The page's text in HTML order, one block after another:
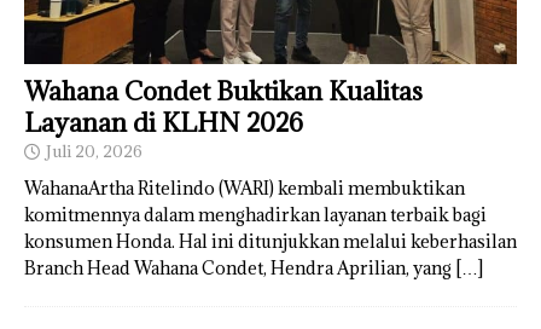
Wahana Condet Buktikan Kualitas
Layanan di KLHN 2026
Juli 20, 2026
WahanaArtha Ritelindo (WARI) kembali membuktikan
komitmennya dalam menghadirkan layanan terbaik bagi
konsumen Honda. Hal ini ditunjukkan melalui keberhasilan
Branch Head Wahana Condet, Hendra Aprilian, yang […]